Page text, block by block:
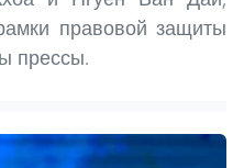
правовой защиты
прессы.